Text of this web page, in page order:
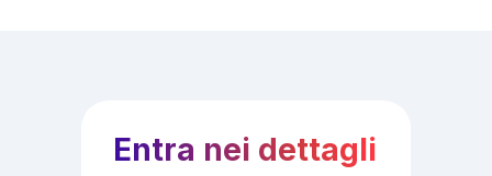
Entra nei dettagli